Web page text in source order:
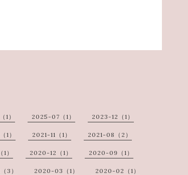
1） 2025-07（1） 2023-12（1）
1） 2021-11（1） 2021-08（2）
） 2020-12（1） 2020-09（1）
3） 2020-03（1） 2020-02（1）